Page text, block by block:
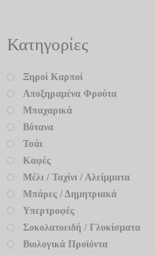
Κατηγορίες
Ξηροί Καρποί
Αποξηραμένα Φρούτα
Μπαχαρικά
Βότανα
Τσάι
Καφές
Μέλι / Ταχίνι / Αλείμματα
Μπάρες / Δημητριακά
Υπερτροφές
Σοκολατοειδή / Γλυκίσματα
Βιολογικά Προϊόντα